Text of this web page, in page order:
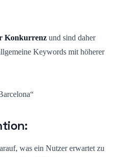
Konkurrenz und sind daher
Keywords mit höherer
was ein Nutzer erwartet zu